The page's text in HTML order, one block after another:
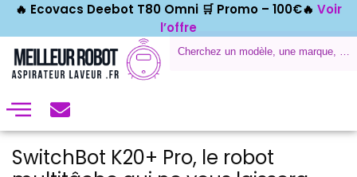
🔥 Ecovacs Deebot T80 Omni 🛒 Promo – 100€🔥 Voir
l’offre
SwitchBot K20+ Pro, le robot